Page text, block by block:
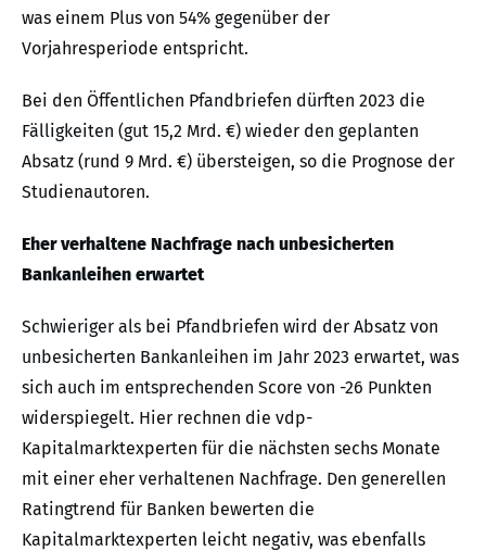
was einem Plus von 54% gegenüber der
Vorjahresperiode entspricht.
Bei den Öffentlichen Pfandbriefen dürften 2023 die
Fälligkeiten (gut 15,2 Mrd. €) wieder den geplanten
Absatz (rund 9 Mrd. €) übersteigen, so die Prognose der
Studienautoren.
Eher verhaltene Nachfrage nach unbesicherten
Bankanleihen erwartet
Schwieriger als bei Pfandbriefen wird der Absatz von
unbesicherten Bankanleihen im Jahr 2023 erwartet, was
sich auch im entsprechenden Score von -26 Punkten
widerspiegelt. Hier rechnen die vdp-
Kapitalmarktexperten für die nächsten sechs Monate
mit einer eher verhaltenen Nachfrage. Den generellen
Ratingtrend für Banken bewerten die
Kapitalmarktexperten leicht negativ, was ebenfalls